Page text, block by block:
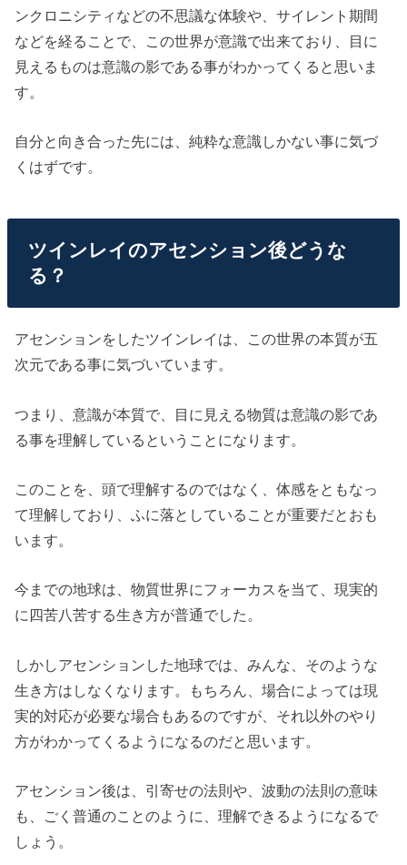
ンクロニシティなどの不思議な体験や、サイレント期間
などを経ることで、この世界が意識で出来ており、目に
見えるものは意識の影である事がわかってくると思いま
す。
自分と向き合った先には、純粋な意識しかない事に気づ
くはずです。
ツインレイのアセンション後どうな
る？
アセンションをしたツインレイは、この世界の本質が五
次元である事に気づいています。
つまり、意識が本質で、目に見える物質は意識の影であ
る事を理解しているということになります。
このことを、頭で理解するのではなく、体感をともなっ
て理解しており、ふに落としていることが重要だとおも
います。
今までの地球は、物質世界にフォーカスを当て、現実的
に四苦八苦する生き方が普通でした。
しかしアセンションした地球では、みんな、そのような
生き方はしなくなります。もちろん、場合によっては現
実的対応が必要な場合もあるのですが、それ以外のやり
方がわかってくるようになるのだと思います。
アセンション後は、引寄せの法則や、波動の法則の意味
も、ごく普通のことのように、理解できるようになるで
しょう。